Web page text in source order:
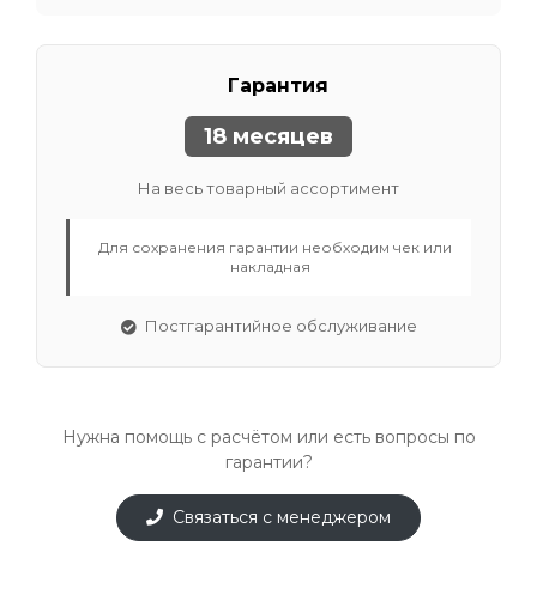
Гарантия
18 месяцев
На весь товарный ассортимент
Для сохранения гарантии необходим чек или
накладная
Постгарантийное обслуживание
Нужна помощь с расчётом или есть вопросы по
гарантии?
Связаться с менеджером